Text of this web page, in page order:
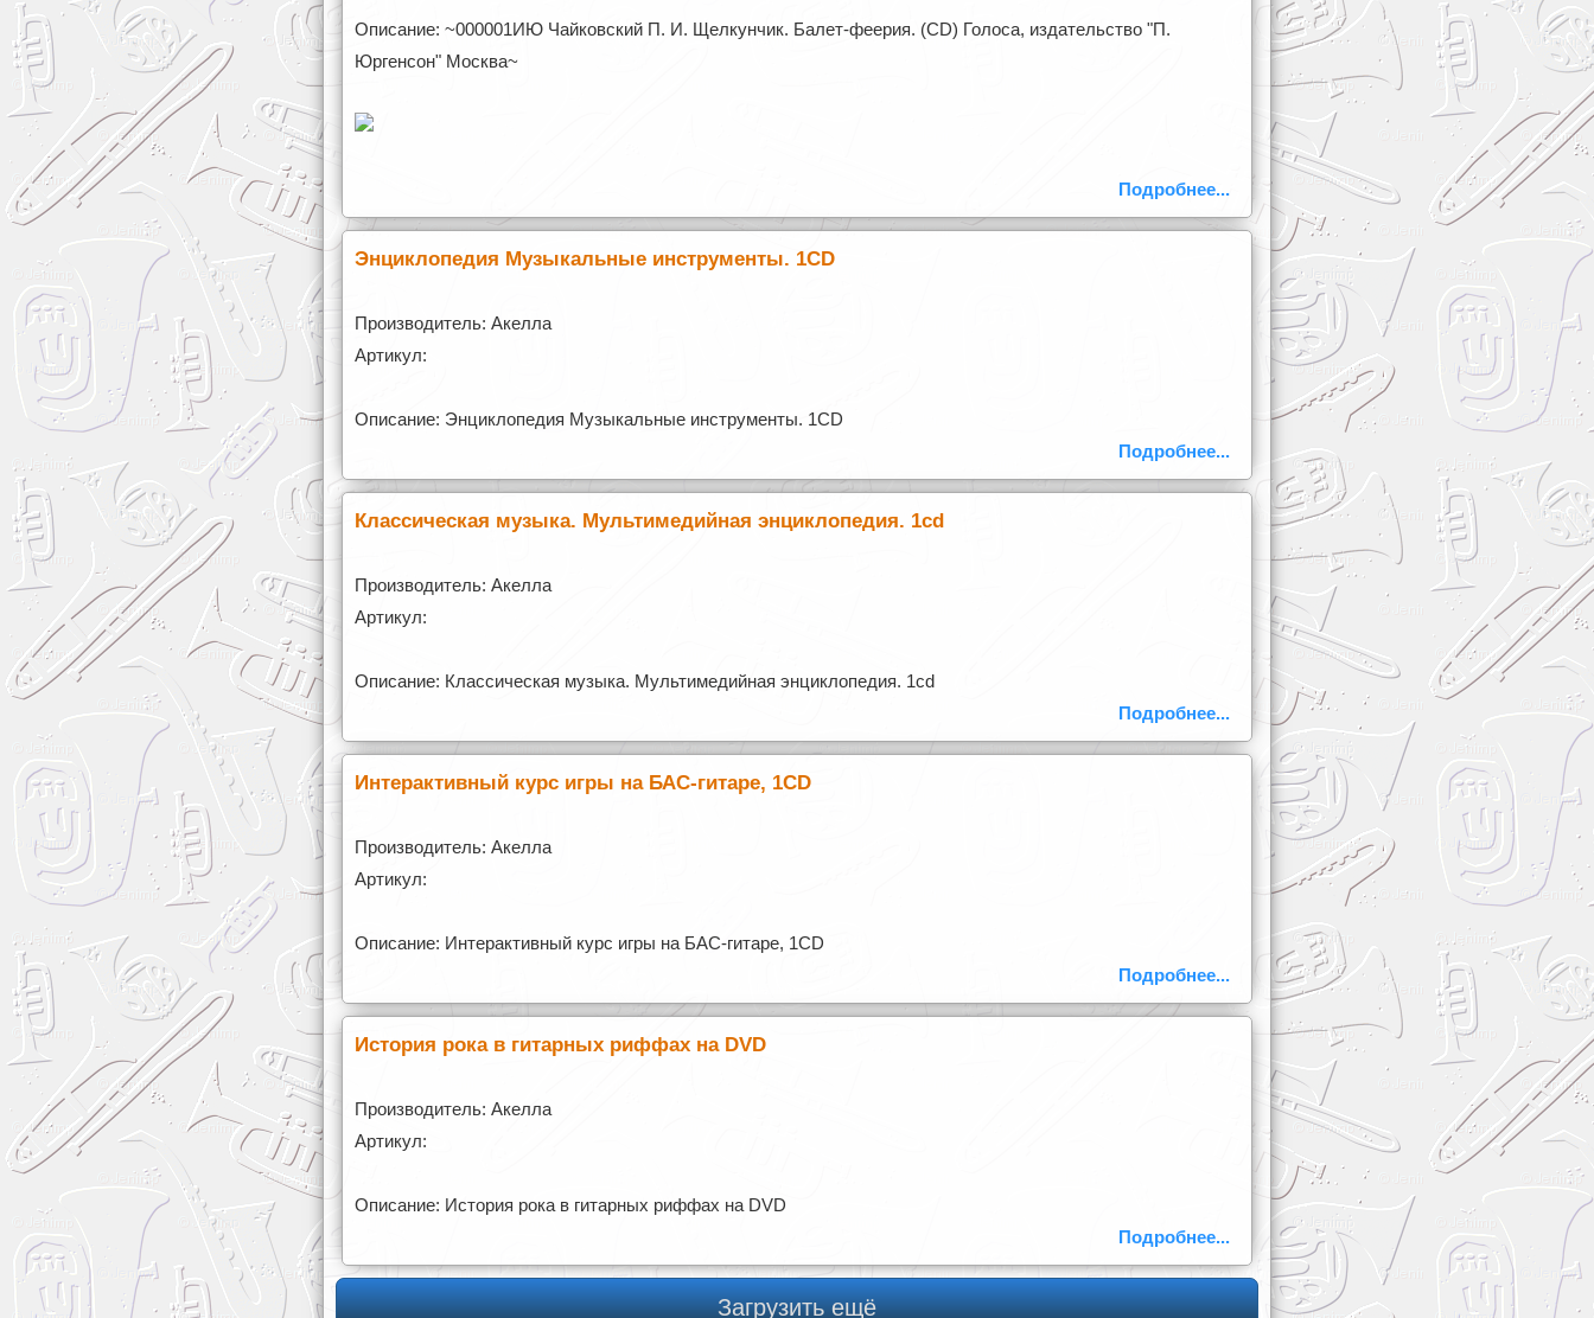
Описание: ~000001ИЮ Чайковский П. И. Щелкунчик. Балет-феерия. (CD) Голоса, издательство "П.
Юргенсон" Москва~
Подробнее...
Энциклопедия Музыкальные инструменты. 1CD
Производитель: Акелла
Артикул:
Описание: Энциклопедия Музыкальные инструменты. 1CD
Подробнее...
Классическая музыка. Мультимедийная энциклопедия. 1cd
Производитель: Акелла
Артикул:
Описание: Классическая музыка. Мультимедийная энциклопедия. 1cd
Подробнее...
Интерактивный курс игры на БАС-гитаре, 1CD
Производитель: Акелла
Артикул:
Описание: Интерактивный курс игры на БАС-гитаре, 1CD
Подробнее...
История рока в гитарных риффах на DVD
Производитель: Акелла
Артикул:
Описание: История рока в гитарных риффах на DVD
Подробнее...
Загрузить ещё